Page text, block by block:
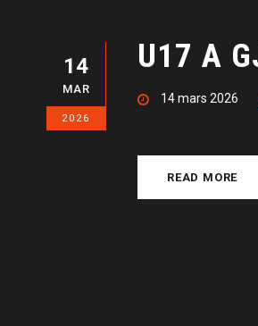
14
MAR
2026
U17 A
14 mars 2026
READ MORE